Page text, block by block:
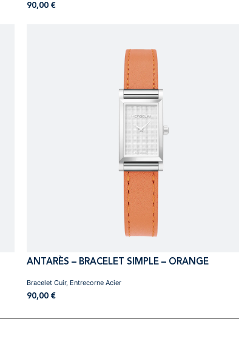
90,00€
ANTARÈS – BRACELET SIMPLE – ORANGE
90,00€
Bracelet Cuir, Entrecorne Acier